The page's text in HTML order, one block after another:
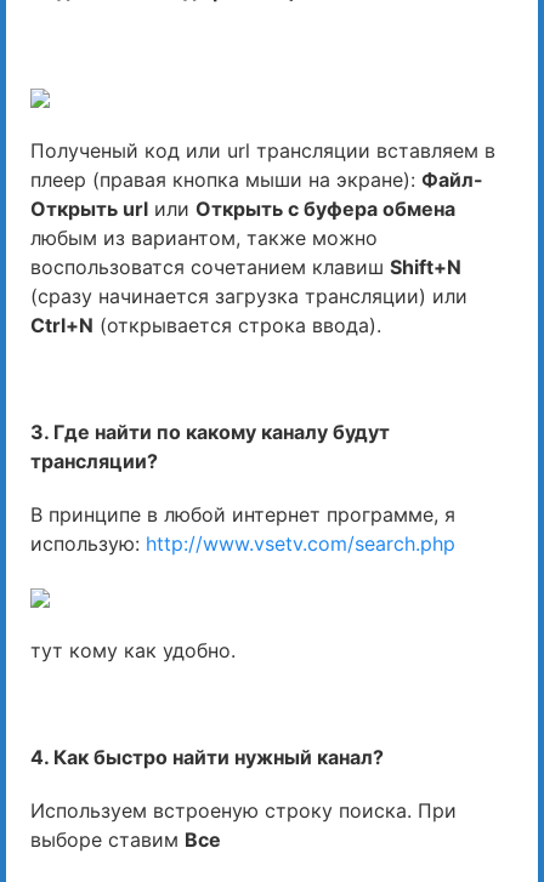
Полученый код или url трансляции вставляем в
плеер (правая кнопка мыши на экране): Файл-
Открыть url или Открыть с буфера обмена
любым из вариантом, также можно
воспользоватся сочетанием клавиш Shift+N
(сразу начинается загрузка трансляции) или
Ctrl+N (открывается строка ввода).
3. Где найти по какому каналу будут
трансляции?
В принципе в любой интернет программе, я
использую: http://www.vsetv.com/search.php
тут кому как удобно.
4. Как быстро найти нужный канал?
Используем встроеную строку поиска. При
выборе ставим Все